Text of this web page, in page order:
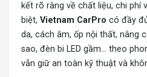
kết rõ ràng về chất liệu, chi phí
biệt, Vietnam CarPro có đầy
da, cách âm, ốp nội thất, nâng
sao, đèn bi LED gầm… theo
vẫn giữ an toàn kỹ thuật và